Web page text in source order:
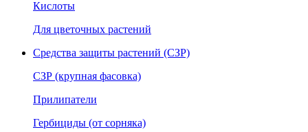
Кислоты
Для цветочных растений
Средства защиты растений (СЗР)
СЗР (крупная фасовка)
Прилипатели
Гербициды (от сорняка)